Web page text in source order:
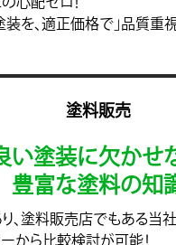
装を、適正価格で」品質
塗料販売
い塗装に欠かせ
豊富な塗料の知
、塗料販売店でもある当社
から比較検討が可能！